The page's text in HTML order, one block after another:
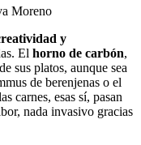
Moreno
y
El horno de carbón,
sus platos, aunque sea
de berenjenas o el
carnes, esas sí, pasan
nada invasivo gracias